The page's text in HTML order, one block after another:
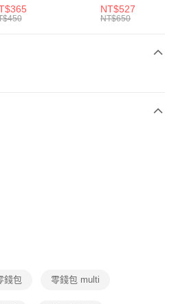
再付款。
後付」後，將跳轉至「AFTEE先享後付」
費通知簡訊。
點擊此簡訊中的連結，可透過四大超商／
付款，方視為交易完成。
後付 」之結帳頁面顯示為準，若有關於
款等相關疑問，請聯繫「AFTEE先享後付
support/home
以上)免運費
以上)免運費
以上)免運費
男女 短統襪
BA5871010
NT$527
NT$650
錢包 零錢包 multi